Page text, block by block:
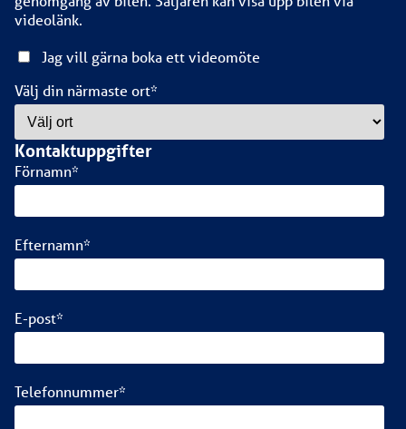
videolänk.
Jag vill gärna boka ett videomöte
Välj din närmaste ort*
Kontaktuppgifter
Förnamn*
Efternamn*
E-post*
Telefonnummer*